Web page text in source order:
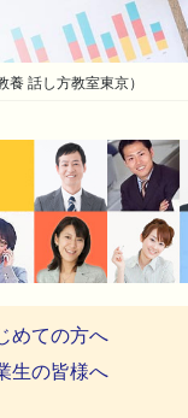
話し方教室東京）
めての方へ
生の皆様へ